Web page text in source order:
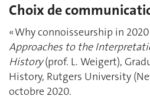
Choix de
« Why connoisseurship in
Approaches to the
History(prof. L. Weigert),
History, Rutgers University
octobre 2020.